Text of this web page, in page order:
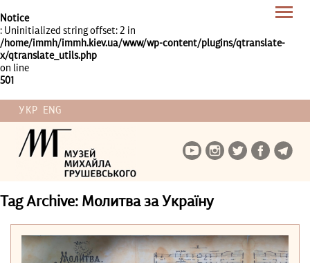
Notice
: Uninitialized string offset: 2 in
/home/immh/immh.kiev.ua/www/wp-content/plugins/qtranslate-
x/qtranslate_utils.php
on line
501
УКР ENG
Tag Archive: Молитва за Україну